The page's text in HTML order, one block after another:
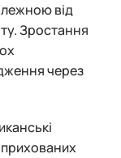
від
Зростання
через
прихованих